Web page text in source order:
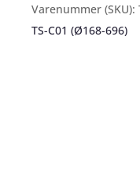
Varenummer (SKU):
TS-C01 (Ø168-696)